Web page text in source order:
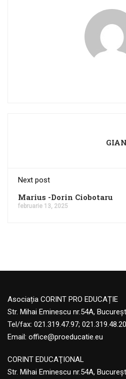
Next post
Marius -Dorin Ciobotaru
februarie 13, 2025
Asociația CORINT PRO EDUCAȚIE
Str. Mihai Eminescu nr.54A,
Tel/fax: 021.319.47.97; 021.319.48.20
Email: office@proeducatie.eu
CORINT EDUCAŢIONAL
Str. Mihai Eminescu nr.54A,